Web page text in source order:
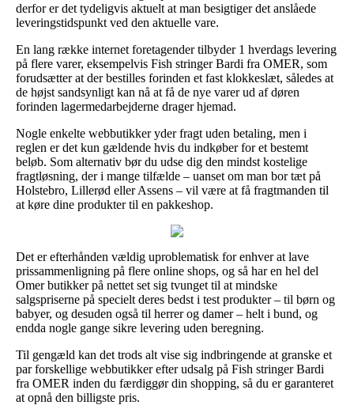
derfor er det tydeligvis aktuelt at man besigtiger det anslåede
leveringstidspunkt ved den aktuelle vare.
En lang række internet foretagender tilbyder 1 hverdags levering
på flere varer, eksempelvis Fish stringer Bardi fra OMER, som
forudsætter at der bestilles forinden et fast klokkeslæt, således at
de højst sandsynligt kan nå at få de nye varer ud af døren
forinden lagermedarbejderne drager hjemad.
Nogle enkelte webbutikker yder fragt uden betaling, men i
reglen er det kun gældende hvis du indkøber for et bestemt
beløb. Som alternativ bør du udse dig den mindst kostelige
fragtløsning, der i mange tilfælde – uanset om man bor tæt på
Holstebro, Lillerød eller Assens – vil være at få fragtmanden til
at køre dine produkter til en pakkeshop.
Det er efterhånden vældig uproblematisk for enhver at lave
prissammenligning på flere online shops, og så har en hel del
Omer butikker på nettet set sig tvunget til at mindske
salgspriserne på specielt deres bedst i test produkter – til børn og
babyer, og desuden også til herrer og damer – helt i bund, og
endda nogle gange sikre levering uden beregning.
Til gengæld kan det trods alt vise sig indbringende at granske et
par forskellige webbutikker efter udsalg på Fish stringer Bardi
fra OMER inden du færdiggør din shopping, så du er garanteret
at opnå den billigste pris.